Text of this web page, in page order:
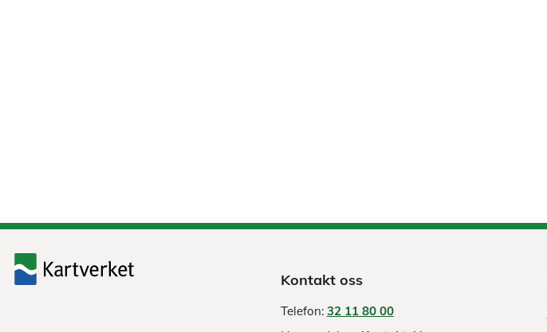
Kontakt oss
Telefon: 32 11 80 00